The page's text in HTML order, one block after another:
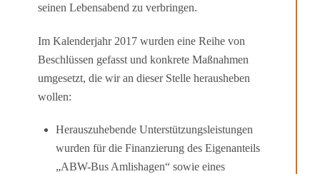
seinen Lebensabend zu verbringen.
Im Kalenderjahr 2017 wurden eine Reihe von
Beschlüssen gefasst und konkrete Maßnahmen
umgesetzt, die wir an dieser Stelle herausheben
wollen:
Herauszuhebende Unterstützungsleistungen
wurden für die Finanzierung des Eigen­anteils
„ABW-Bus Amlishagen“ sowie eines